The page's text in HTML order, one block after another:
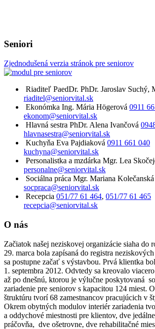
Seniori
Zjednodušená verzia stránok pre seniorov
Riaditeľ PaedDr. PhDr. Jaroslav Suchý,
riaditel@seniorvital.sk
Ekonómka Ing. Mária Högerová 0911
ekonom@seniorvital.sk
Hlavná sestra PhDr. Alena Ivančová
hlavnasestra@seniorvital.sk
Kuchyňa Eva Pajdiaková 0911 661 040
kuchyna@seniorvital.sk
Personalistka a mzdárka Mgr. Lea
personalne@seniorvital.sk
Sociálna práca Mgr. Mariana Kolečanská
socpraca@seniorvital.sk
Recepcia 051/77 61 464, 051/77 61 465
recepcia@seniorvital.sk
O nás
Začiatok našej neziskovej organizácie siaha do
29. marca bola zapísaná do registra
sa postupne začať s výstavbou. Prvá klientka
1. septembra 2012. Odvtedy sa kreovalo
až po dnešnú, ktorou je výlučne poskytovaná
zariadenie pre seniorov s kapacitou 124 miest.
štruktúru tvorí 68 zamestnancov pracujúcich v
Okrem obytných modulov interiér zariadenia
a oddychové miestnosti pre klientov, dve
práčovňa, dve ošetrovne, dve rehabilitačné